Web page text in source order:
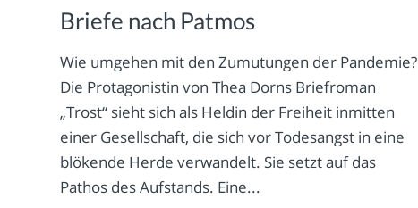
Briefe nach Patmos
Wie umgehen mit den Zumutungen der Pandemie?
Die Protagonistin von Thea Dorns Briefroman
„Trost“ sieht sich als Heldin der Freiheit inmitten
einer Gesellschaft, die sich vor Todesangst in eine
blökende Herde verwandelt. Sie setzt auf das
Pathos des Aufstands. Eine...